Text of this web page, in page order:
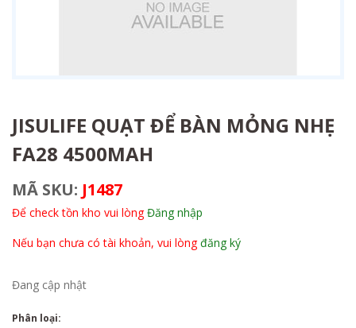
JISULIFE QUẠT ĐỂ BÀN MỎNG NHẸ
FA28 4500MAH
MÃ SKU: J1487
Để check tồn kho vui lòngĐăng nhập
Nếu bạn chưa có tài khoản, vui lòngđăng ký
Đang cập nhật
Phân loại: